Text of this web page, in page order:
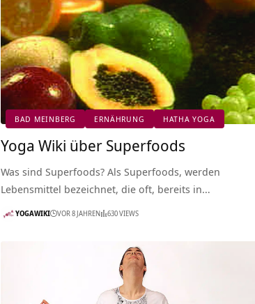
BAD MEINBERG ERNÄHRUNG HATHA YOGA
Yoga Wiki über Superfoods
Was sind Superfoods? Als Superfoods, werden
Lebensmittel bezeichnet, die oft, bereits in…
YOGAWIKI VOR 8 JAHREN 630 VIEWS